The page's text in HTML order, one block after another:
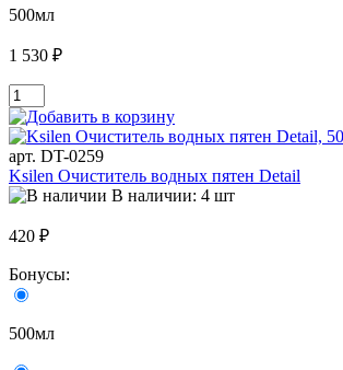
500мл
1 530 ₽
арт. DT-0259
Ksilen Очиститель водных пятен Detail
В наличии: 4 шт
420 ₽
Бонусы:
500мл